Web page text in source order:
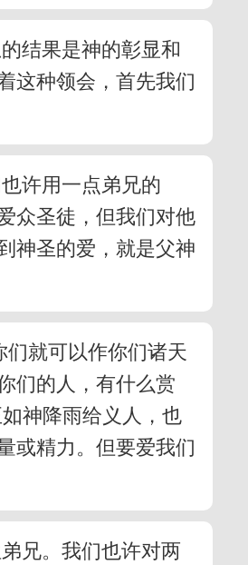
结果是神的彰显和
这种领会，首先我们
许用一点弟兄的
众圣徒，但我们对他
神圣的爱，就是父神
们就可以作你们诸天
们的人，有什么赏
神降雨给义人，也
或精力。但要爱我们
兄。我们也许对两